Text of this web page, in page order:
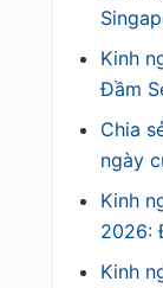
Kinh
Đầm
Chia
ngày
Kinh
2026:
Kinh